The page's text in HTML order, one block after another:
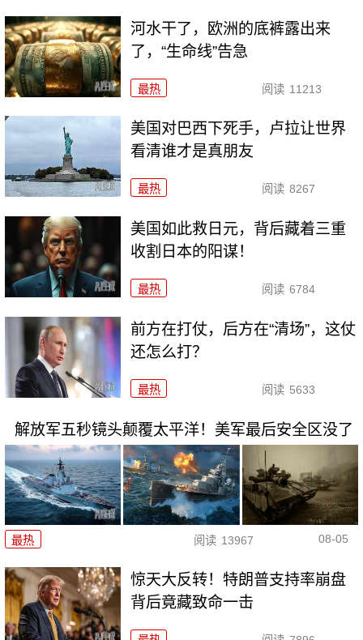
河水干了，欧洲的底裤露出来
了，“生命线”告急
最热 阅读 11213
美国对巴西下死手，卢拉让世界
看清谁才是真朋友
最热 阅读 8267
美国如此救日元，背后藏着三重
收割日本的阳谋！
最热 阅读 6784
前方在打仗，后方在“清场”，这仗
还怎么打？
最热 阅读 5633
解放军五秒镜头颠覆太平洋！美军最后安全区没了
最热 阅读 13967 08-05
惊天大反转！特朗普支持率崩盘
背后竟藏致命一击